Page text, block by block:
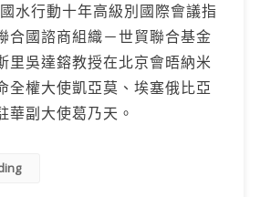
水行動十年高級別國際會議指
合國諮商組織－世貿聯合基金
里吳達鎔教授在北京會晤納米
全權大使凱亞莫、埃塞俄比亞
華副大使葛乃天。